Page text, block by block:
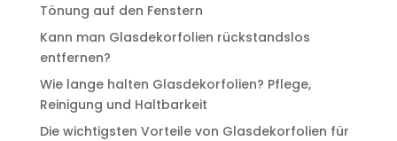
Tönung auf den Fenstern
Kann man Glasdekorfolien rückstandslos
entfernen?
Wie lange halten Glasdekorfolien? Pflege,
Reinigung und Haltbarkeit
Die wichtigsten Vorteile von Glasdekorfolien für